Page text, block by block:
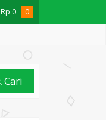
Rp 0 0
Cari